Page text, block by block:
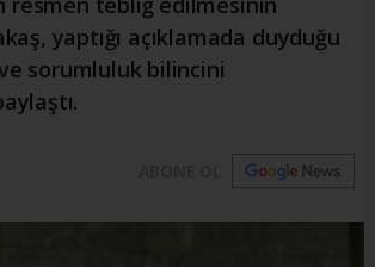
yaptığı açıklamada duyduğu
sorumluluk bilincini